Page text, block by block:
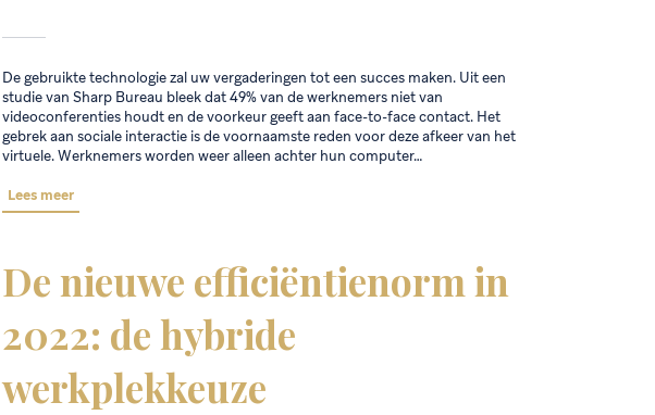
De gebruikte technologie zal uw vergaderingen tot een succes maken. Uit een
studie van Sharp Bureau bleek dat 49% van de werknemers niet van
videoconferenties houdt en de voorkeur geeft aan face-to-face contact. Het
gebrek aan sociale interactie is de voornaamste reden voor deze afkeer van het
virtuele. Werknemers worden weer alleen achter hun computer…
Lees meer
De nieuwe efficiëntienorm in
2022: de hybride
werkplekkeuze